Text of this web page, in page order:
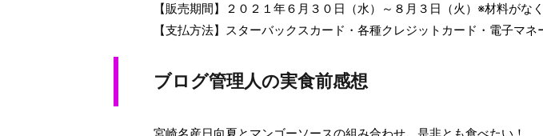
【販売期間】２０２１年６月３０日（水）～８月３日（火）※材料がな
【支払方法】スターバックスカード・各種クレジットカード・電子マネ
ブログ管理人の実食前感想